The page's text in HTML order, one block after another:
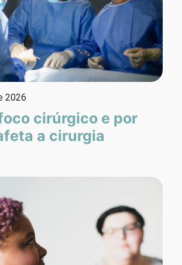
2026
cirúrgico e por
a cirurgia